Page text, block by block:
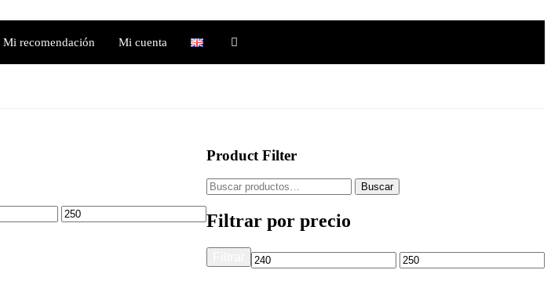
Mi recomendación Mi cuenta
Product Filter
Buscar
Filtrar por precio